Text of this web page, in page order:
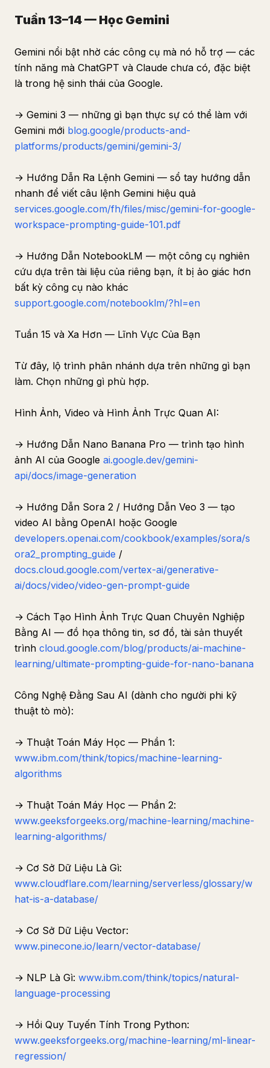
Tuần 13–14 — Học Gemini
Gemini nổi bật nhờ các công cụ mà nó hỗ trợ — các
tính năng mà ChatGPT và Claude chưa có, đặc biệt
là trong hệ sinh thái của Google.
→ Gemini 3 — những gì bạn thực sự có thể làm với
Gemini mới blog.google/products-and-
platforms/products/gemini/gemini-3/
→ Hướng Dẫn Ra Lệnh Gemini — sổ tay hướng dẫn
nhanh để viết câu lệnh Gemini hiệu quả
services.google.com/fh/files/misc/gemini-for-google-
workspace-prompting-guide-101.pdf
→ Hướng Dẫn NotebookLM — một công cụ nghiên
cứu dựa trên tài liệu của riêng bạn, ít bị ảo giác hơn
bất kỳ công cụ nào khác
support.google.com/notebooklm/?hl=en
Tuần 15 và Xa Hơn — Lĩnh Vực Của Bạn
Từ đây, lộ trình phân nhánh dựa trên những gì bạn
làm. Chọn những gì phù hợp.
Hình Ảnh, Video và Hình Ảnh Trực Quan AI:
→ Hướng Dẫn Nano Banana Pro — trình tạo hình
ảnh AI của Google ai.google.dev/gemini-
api/docs/image-generation
→ Hướng Dẫn Sora 2 / Hướng Dẫn Veo 3 — tạo
video AI bằng OpenAI hoặc Google
developers.openai.com/cookbook/examples/sora/s
ora2_prompting_guide /
docs.cloud.google.com/vertex-ai/generative-
ai/docs/video/video-gen-prompt-guide
→ Cách Tạo Hình Ảnh Trực Quan Chuyên Nghiệp
Bằng AI — đồ họa thông tin, sơ đồ, tài sản thuyết
trình cloud.google.com/blog/products/ai-machine-
learning/ultimate-prompting-guide-for-nano-banana
Công Nghệ Đằng Sau AI (dành cho người phi kỹ
thuật tò mò):
→ Thuật Toán Máy Học — Phần 1:
www.ibm.com/think/topics/machine-learning-
algorithms
→ Thuật Toán Máy Học — Phần 2:
www.geeksforgeeks.org/machine-learning/machine-
learning-algorithms/
→ Cơ Sở Dữ Liệu Là Gì:
www.cloudflare.com/learning/serverless/glossary/w
hat-is-a-database/
→ Cơ Sở Dữ Liệu Vector:
www.pinecone.io/learn/vector-database/
→ NLP Là Gì: www.ibm.com/think/topics/natural-
language-processing
→ Hồi Quy Tuyến Tính Trong Python:
www.geeksforgeeks.org/machine-learning/ml-linear-
regression/